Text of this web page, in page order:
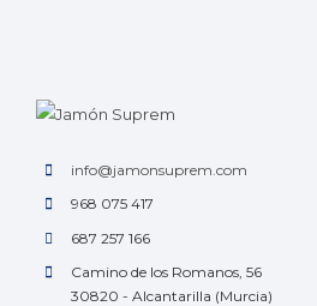
info@jamonsuprem.com
968 075 417
687 257 166
Camino de los Romanos, 56
30820 - Alcantarilla (Murcia)